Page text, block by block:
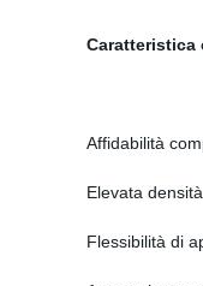
Caratteristica
Affidabilità
Elevata
Flessibilità di